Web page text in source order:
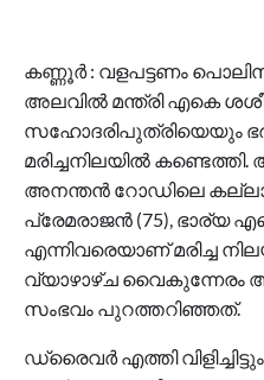
കണ്ണൂര്‍ : വളപട്ടണം
അലവില്‍ മന്ത്രി എകെ
സഹോദരിപുത്രിയെയും
മരിച്ചനിലയില്‍
അനന്തന്‍ റോഡിലെ
പ്രേമരാജന്‍ (75), ഭാര്യ
എന്നിവരെയാണ് മരിച്ച
വ്യാഴാഴ്ച
സംഭവം പുറത്തറിഞ്ഞത്.
ഡ്രൈവര്‍ എത്തി